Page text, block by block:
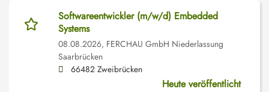
Softwareentwickler (m/w/d) Embedded
Systems
08.08.2026, FERCHAU GmbH Niederlassung
Saarbrücken
66482 Zweibrücken
Heute veröffentlicht